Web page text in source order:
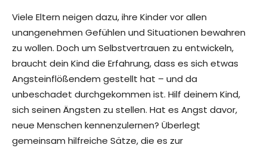
Viele Eltern neigen dazu, ihre Kinder vor allen
unangenehmen Gefühlen und Situationen bewahren
zu wollen. Doch um Selbstvertrauen zu entwickeln,
braucht dein Kind die Erfahrung, dass es sich etwas
Angsteinflößendem gestellt hat – und da
unbeschadet durchgekommen ist. Hilf deinem Kind,
sich seinen Ängsten zu stellen. Hat es Angst davor,
neue Menschen kennenzulernen? Überlegt
gemeinsam hilfreiche Sätze, die es zur